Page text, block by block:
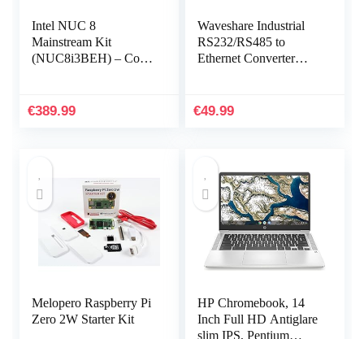
Intel NUC 8
Mainstream Kit
(NUC8i3BEH) – Core
€389.99
Waveshare Industrial
RS232/RS485 to
Ethernet Converter
UDP Server UDP
€49.99
Melopero Raspberry Pi
Zero 2W Starter Kit
HP Chromebook, 14
Inch Full HD Antiglare
slim IPS, Pentium